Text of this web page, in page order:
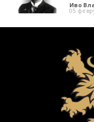
Иво
05